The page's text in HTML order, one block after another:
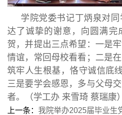
学院党委书记丁炳泉对
达了诚挚的谢意，向圆满完
贺，并提出三点希望：一是
情谊，常回母校看看；二是
筑牢人生根基，恪守诚信底线
三是要学会感恩，多与父母
者。（学工办 来雪琦 蔡瑞康）
上一条： 我院举办2025届毕业生